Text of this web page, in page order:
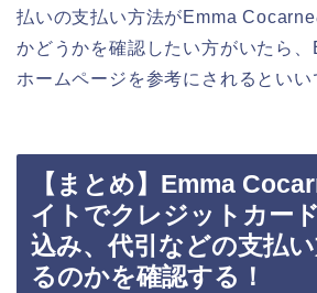
払いの支払い方法がEmma
かどうかを確認したい方がいたら
ホームページを参考にされるといい
【まとめ】Emma
イトでクレジットカー
込み、代引などの支払
るのかを確認する！